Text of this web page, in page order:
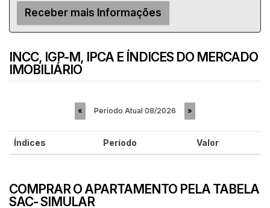
INCC, IGP-M, IPCA E ÍNDICES DO MERCADO
IMOBILIÁRIO
« Período Atual 08/2026 »
Índices Período Valor
COMPRAR O APARTAMENTO PELA TABELA
SAC- SIMULAR